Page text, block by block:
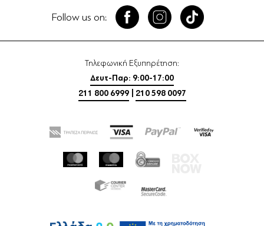
Follow us on:
Τηλεφωνική Εξυπηρέτηση:
Δευτ-Παρ: 9:00-17:00
211 800 6999
210 598 0097